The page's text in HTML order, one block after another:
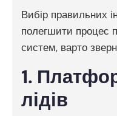
Вибір правильних
полегшити процес
систем, варто
1.
лідів